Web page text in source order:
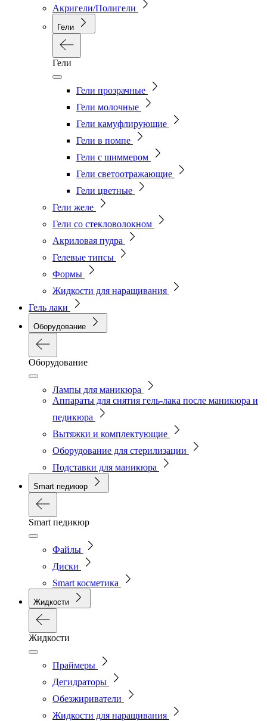
Акригели/Полигели
Гели
Гели
Гели прозрачные
Гели молочные
Гели камуфлирующие
Гели в помпе
Гели с шиммером
Гели светоотражающие
Гели цветные
Гели желе
Гели со стекловолокном
Акриловая пудра
Гелевые типсы
Формы
Жидкости для наращивания
Гель лаки
Оборудование
Оборудование
Лампы для маникюра
Аппараты для снятия гель-лака после маникюра и
педикюра
Вытяжки и комплектующие
Оборудование для стерилизации
Подставки для маникюра
Smart педикюр
Smart педикюр
Файлы
Диски
Smart косметика
Жидкости
Жидкости
Праймеры
Дегидраторы
Обезжириватели
Жидкости для наращивания